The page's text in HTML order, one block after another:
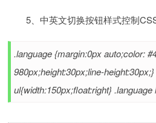
5、中英文切换按钮样式控制
.language {margin:0px auto;color:
980px;height:30px;line-
ul{width:150px;float:right}